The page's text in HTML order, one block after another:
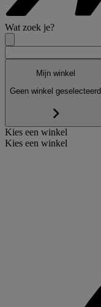
Wat zoek je?
Mijn winkel
Geen winkel geselecteerd
Kies een winkel
Kies een winkel